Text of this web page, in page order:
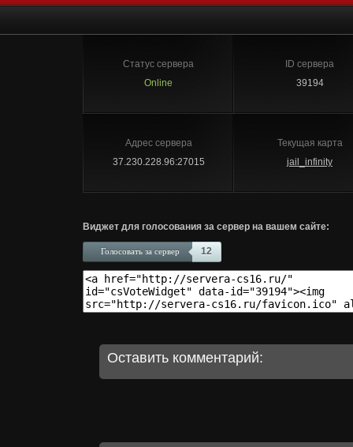
Статус сервера
Online
ID сервера
39194
Адрес сервера
37.230.228.96:27015
Текущая карта
jail_infinity
Виджет для голосования за сервер на вашем сайте:
12
Голосовать за сервер
Оставить комментарий: